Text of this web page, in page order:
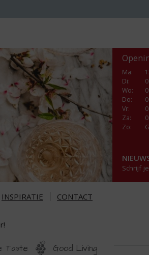
Ma:
Di:
Wo:
Do:
Vr:
Za:
Zo:
Schrijf
INSPIRATIE CONTACT
Taste Good Living